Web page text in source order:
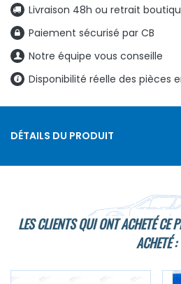
Livraison 48h ou retrait
Paiement sécurisé par CB
Notre équipe vous conseille
Disponibilité réelle des pièces
DÉTAILS DU PRODUIT
LES CLIENTS QUI ONT ACHETÉ CE
ACHETÉ :